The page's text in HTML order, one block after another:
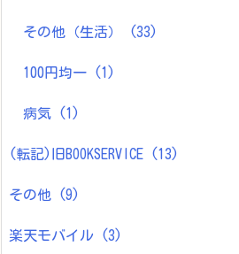
その他（生活） (33)
100円均一 (1)
病気 (1)
(転記)旧BOOKSERVICE (13)
その他 (9)
楽天モバイル (3)